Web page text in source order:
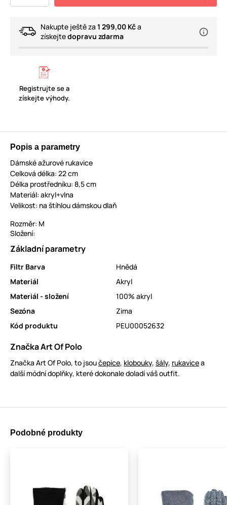
Nakupte ještě za 1 299,00 Kča
získejtedopravu zdarma
Registrujte se a
získejte výhody.
Popis a parametry
Dámské ažurové rukavice
Celková délka: 22 cm
Délka prostředníku: 8,5 cm
Materiál: akryl+vlna
Velikost: na štíhlou dámskou dlaň
Rozměr: M
Složení:
Základní parametry
Filtr Barva
Hnědá
Materiál
Akryl
Materiál - složení
100% akryl
Sezóna
Zima
Kód produktu
PEU00052632
Značka Art Of Polo
Značka Art Of Polo, to jsoučepice, klobouky, šály, rukavicea
další módní doplňky, které dokonale doladí váš outfit.
Podobné produkty